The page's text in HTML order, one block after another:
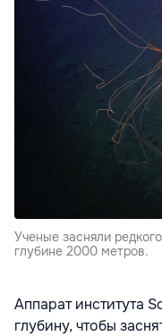
Ученые засняли
глубине 2000 метров.
Аппарат института
глубину, чтобы